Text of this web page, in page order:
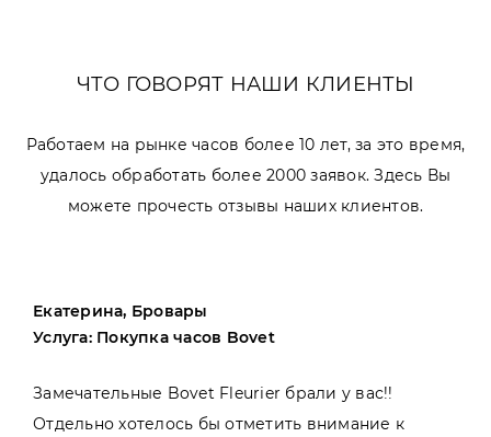
ЧТО ГОВОРЯТ НАШИ КЛИЕНТЫ
Работаем на рынке часов более 10 лет, за это время,
удалось обработать более 2000 заявок. Здесь Вы
можете прочесть отзывы наших клиентов.
Екатерина, Бровары
Услуга: Покупка часов Bovet
Замечательные Bovet Fleurier брали у вас!!
Отдельно хотелось бы отметить внимание к